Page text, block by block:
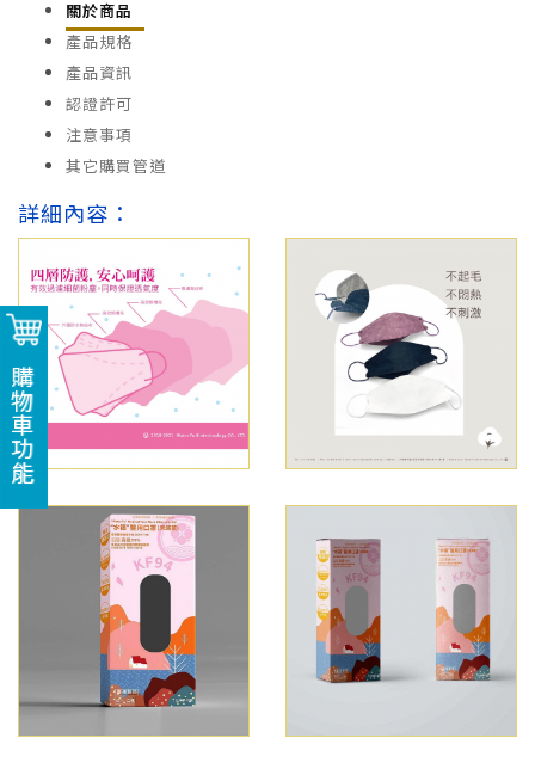
關於商品
產品規格
產品資訊
認證許可
注意事項
其它購買管道
詳細內容：
購物車功能